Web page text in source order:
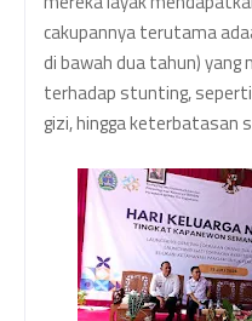
cakupannya terutama
di bawah dua tahun)
terhadap stunting,
gizi, hingga keterbatasan